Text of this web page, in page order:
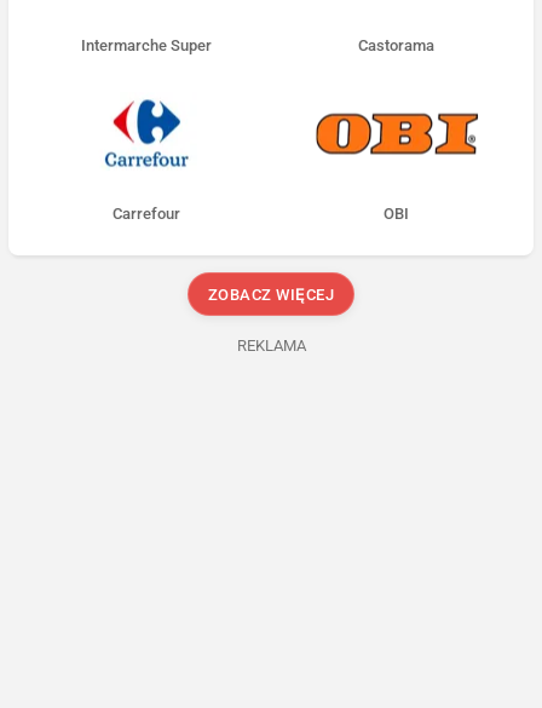
Intermarche Super Castorama
Carrefour OBI
ZOBACZ WIĘCEJ
REKLAMA